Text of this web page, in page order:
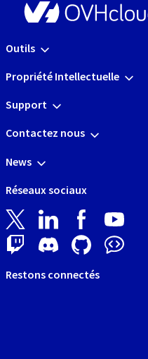
Outils
Propriété Intellectuelle
Support
Contactez nous
News
Réseaux sociaux
Restons connectés